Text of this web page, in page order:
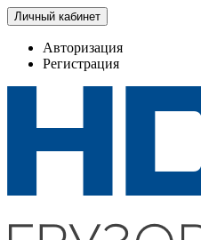
Личный кабинет
Авторизация
Регистрация